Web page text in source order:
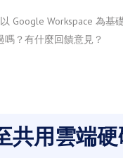
Google Workspace 為
？有什麼回饋意見？
共用雲端硬